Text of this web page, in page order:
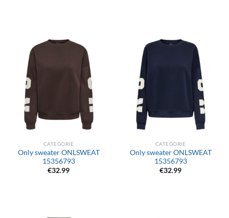
CATEGORIE
Only sweater ONLSWEAT
15356793
€32.99
CATEGORIE
Only sweater ONLSWEAT
15356793
€32.99